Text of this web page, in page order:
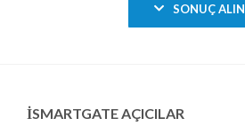
SONUÇ ALIN
ISMARTGATE AÇICILAR